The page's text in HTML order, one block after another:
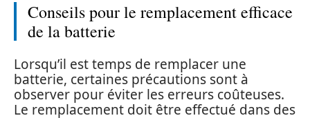
Conseils pour le remplacement efficace
de la batterie
Lorsqu’il est temps de remplacer une
batterie, certaines précautions sont à
observer pour éviter les erreurs coûteuses.
Le remplacement doit être effectué dans des